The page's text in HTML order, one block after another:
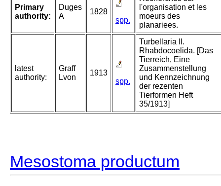
Primary
authority:
Duges
A
1828
spp.
l'organisation et les
moeurs des
planariees.
latest
authority:
Graff
Lvon
1913
spp.
Turbellaria II.
Rhabdocoelida. [Das
Tierreich, Eine
Zusammenstellung
und Kennzeichnung
der rezenten
Tierformen Heft
35/1913]
Mesostoma productum